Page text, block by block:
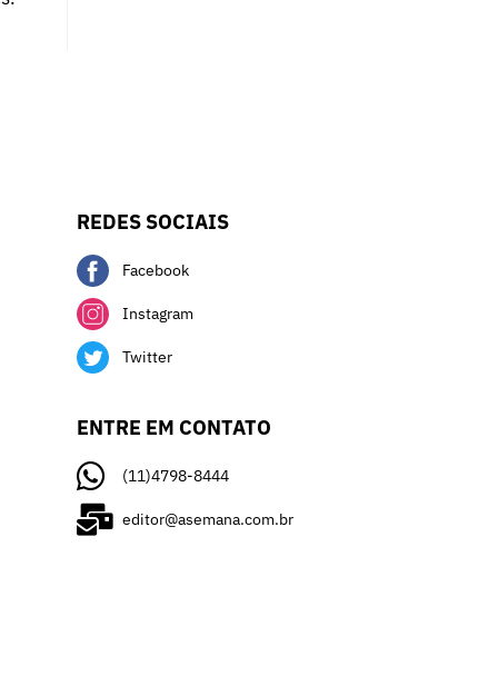
REDES SOCIAIS
Facebook
Instagram
Twitter
ENTRE EM CONTATO
(11)4798-8444
editor@asemana.com.br